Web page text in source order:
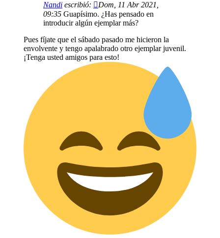
Nandi escribió:
Dom, 11 Abr 2021,
09:35 Guapísimo. ¿Has pensado en
introducir algún ejemplar más?
Pues fíjate que el sábado pasado me hicieron la
envolvente y tengo apalabrado otro ejemplar juvenil.
¡Tenga usted amigos para esto!